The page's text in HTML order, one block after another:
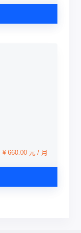
¥ 660.00 元 / 月